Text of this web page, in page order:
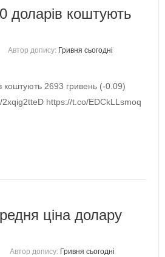
доларів коштують
Автор допису: Гривня сьогодні
коштують 2693 гривень (-0.09)
2xqig2tteD https://t.co/EDCkLLsmoq
ціна долару
Автор допису: Гривня сьогодні